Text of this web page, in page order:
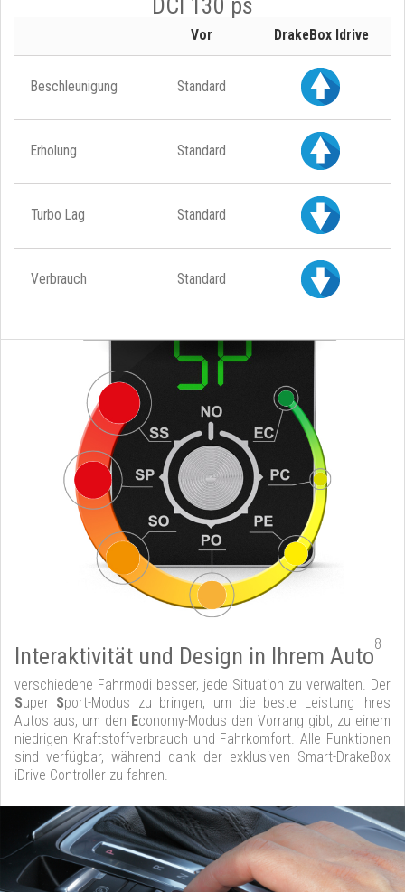
Vor DrakeBox Idrive
Beschleunigung Standard
Erholung Standard
Turbo Lag Standard
Verbrauch Standard
Interaktivität und Design in Ihrem Auto8
verschiedene Fahrmodi besser, jede Situation zu verwalten. Der
Super Sport-Modus zu bringen, um die beste Leistung Ihres
Autos aus, um den Economy-Modus den Vorrang gibt, zu einem
niedrigen Kraftstoffverbrauch und Fahrkomfort. Alle Funktionen
sind verfügbar, während dank der exklusiven Smart-DrakeBox
iDrive Controller zu fahren.